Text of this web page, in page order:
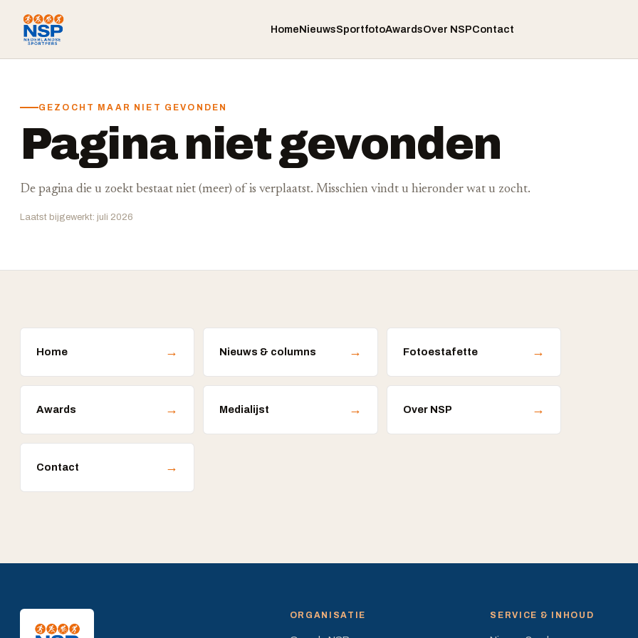
HomeNieuwsSportfotoAwardsOver NSPContact
GEZOCHT MAAR NIET GEVONDEN
Pagina niet gevonden
De pagina die u zoekt bestaat niet (meer) of is verplaatst. Misschien vindt u hieronder wat u zocht.
Laatst bijgewerkt: juli 2026
Home → Nieuws & columns → Fotoestafette →
Awards → Medialijst → Over NSP →
Contact →
ORGANISATIE SERVICE & INHOUD